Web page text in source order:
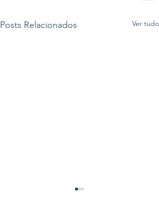
Posts Relacionados Ver tudo